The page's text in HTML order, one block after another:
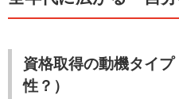
資格取得の動機タイ
性？）